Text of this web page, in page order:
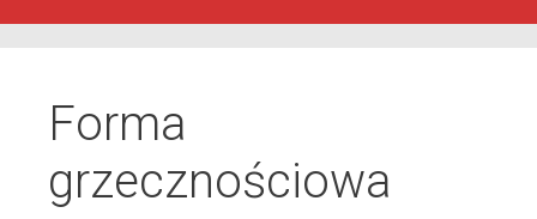
Forma
grzecznościowa